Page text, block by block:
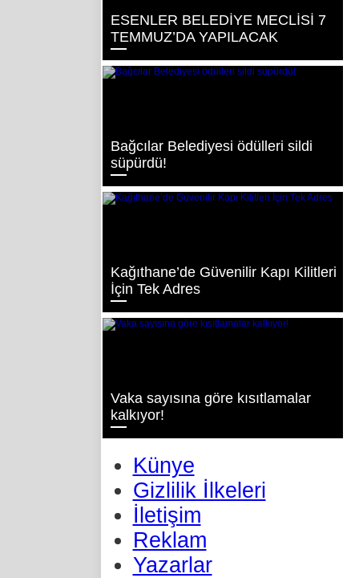
ESENLER BELEDİYE MECLİSİ 7
TEMMUZ’DA YAPILACAK
Bağcılar Belediyesi ödülleri sildi
süpürdü!
Kağıthane’de Güvenilir Kapı Kilitleri
İçin Tek Adres
Vaka sayısına göre kısıtlamalar
kalkıyor!
Künye
Gizlilik İlkeleri
İletişim
Reklam
Yazarlar